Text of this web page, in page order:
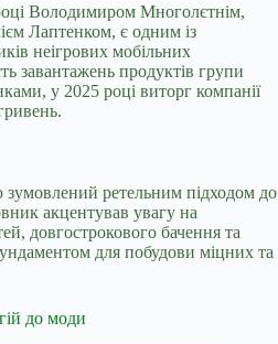
Володимиром Многолєтнім,
Лаптенком, є одним із
неігрових мобільних
завантажень продуктів групи
у 2025 році виторг компанії
зумовлений ретельним підходом до
акцентував увагу на
довгострокового бачення та
для побудови міцних та
до моди